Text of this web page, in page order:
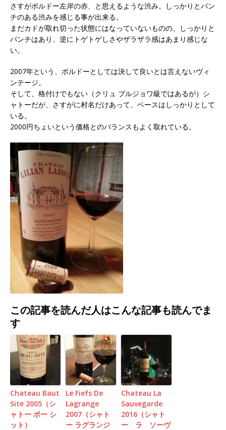
さすがボルドー左岸の赤、と思えるような渋み。しっかりとパン
チのある渋みを感じる事が出来る。
まだカドが取れ切った状態にはなっていないものの、しっかりと
パンチはあり、逆にトゲトゲしさやザラザラ感はあまり感じな
い。
2007年という、ボルドーとしては決して良いとは言えないヴィ
ンテージ。
そして、格付けでもない（クリュ ブルジョワ級ではあるが）シ
ャトーだが、さすがに村名だけあって、ベースはしっかりとして
いる。
2000円ちょいという価格とのバランスもよく取れている。
この記事を読んだ人はこんな記事も読んでま
す
Chateau Baut
Site 2005（シ
ャトー ボー シ
ット）
Le Fiefs De
Lagrange
2007（シャト
ー ラグランジ
Chateau La
Sauvegarde
2016（シャト
ー ラ ソーヴ